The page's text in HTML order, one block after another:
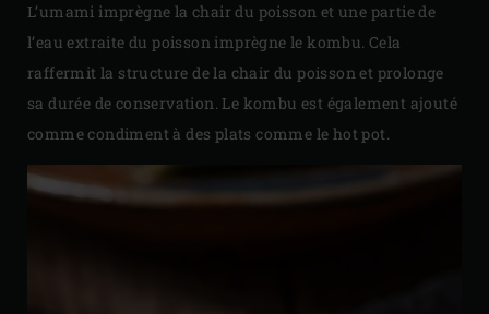
L’umami imprègne la chair du poisson et une partie de
l’eau extraite du poisson imprègne le kombu. Cela
raffermit la structure de la chair du poisson et prolonge
sa durée de conservation. Le kombu est également ajouté
comme condiment à des plats comme le hot pot.